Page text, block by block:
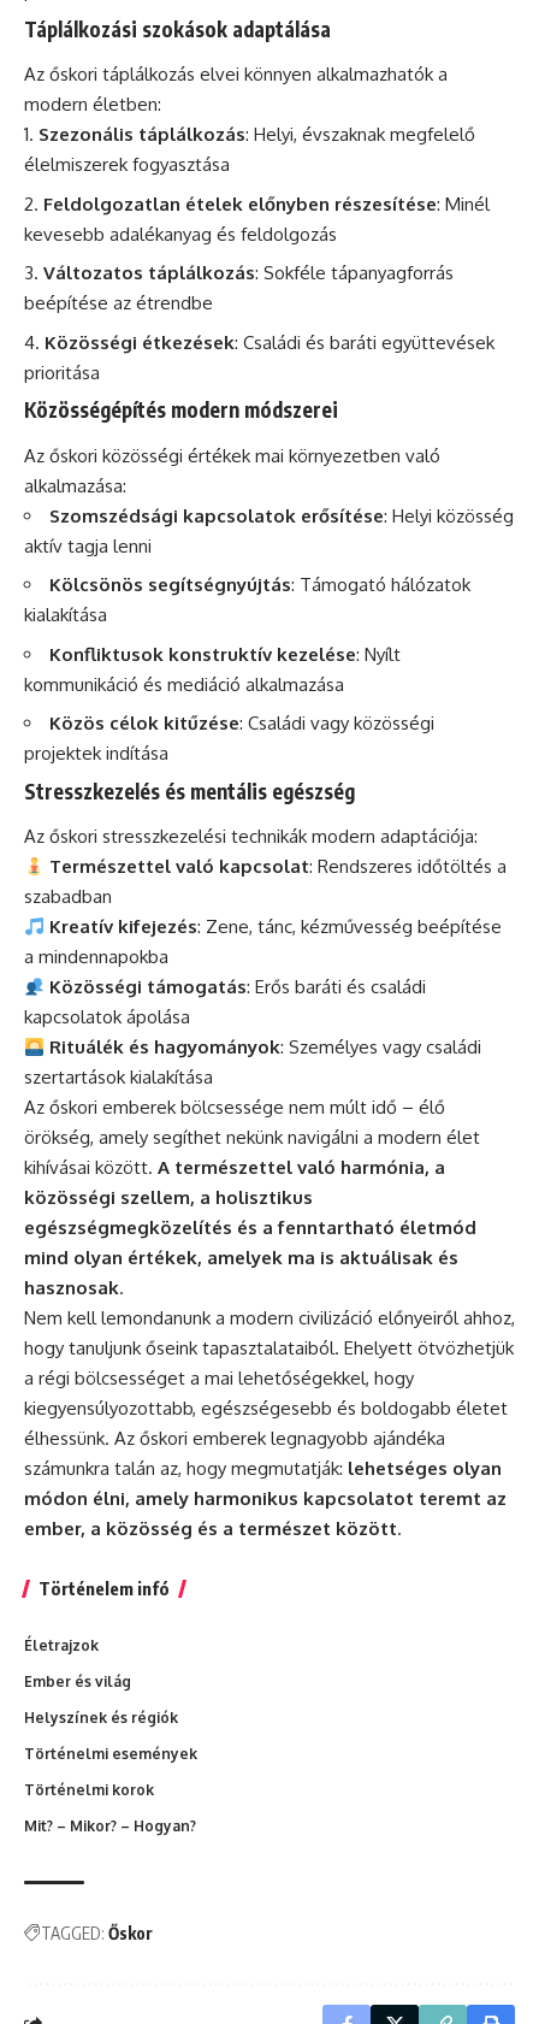
Táplálkozási szokások adaptálása
Az őskori táplálkozás elvei könnyen alkalmazhatók a
modern életben:
Szezonális táplálkozás: Helyi, évszaknak megfelelő
élelmiszerek fogyasztása
Feldolgozatlan ételek előnyben részesítése: Minél
kevesebb adalékanyag és feldolgozás
Változatos táplálkozás: Sokféle tápanyagforrás
beépítése az étrendbe
Közösségi étkezések: Családi és baráti együttevések
prioritása
Közösségépítés modern módszerei
Az őskori közösségi értékek mai környezetben való
alkalmazása:
Szomszédsági kapcsolatok erősítése: Helyi közösség
aktív tagja lenni
Kölcsönös segítségnyújtás: Támogató hálózatok
kialakítása
Konfliktusok konstruktív kezelése: Nyílt
kommunikáció és mediáció alkalmazása
Közös célok kitűzése: Családi vagy közösségi
projektek indítása
Stresszkezelés és mentális egészség
Az őskori stresszkezelési technikák modern adaptációja:
Természettel való kapcsolat: Rendszeres időtöltés a
szabadban
Kreatív kifejezés: Zene, tánc, kézművesség beépítése
a mindennapokba
Közösségi támogatás: Erős baráti és családi
kapcsolatok ápolása
Rituálék és hagyományok: Személyes vagy családi
szertartások kialakítása
Az őskori emberek bölcsessége nem múlt idő – élő
örökség, amely segíthet nekünk navigálni a modern élet
kihívásai között. A természettel való harmónia, a
közösségi szellem, a holisztikus
egészségmegközelítés és a fenntartható életmód
mind olyan értékek, amelyek ma is aktuálisak és
hasznosak.
Nem kell lemondanunk a modern civilizáció előnyeiről ahhoz,
hogy tanuljunk őseink tapasztalataiból. Ehelyett ötvözhetjük
a régi bölcsességet a mai lehetőségekkel, hogy
kiegyensúlyozottabb, egészségesebb és boldogabb életet
élhessünk. Az őskori emberek legnagyobb ajándéka
számunkra talán az, hogy megmutatják: lehetséges olyan
módon élni, amely harmonikus kapcsolatot teremt az
ember, a közösség és a természet között.
Történelem infó
Életrajzok
Ember és világ
Helyszínek és régiók
Történelmi események
Történelmi korok
Mit? – Mikor? – Hogyan?
TAGGED: Őskor